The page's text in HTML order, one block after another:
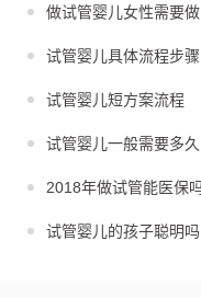
试管婴儿具体流程步骤
试管婴儿短方案流程
试管婴儿一般需要多久
2018年做试管能医保
试管婴儿的孩子聪明吗